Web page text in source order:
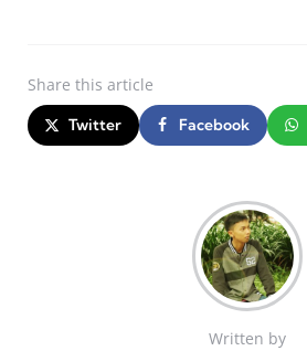
Share this article
Twitter Facebook
Written by